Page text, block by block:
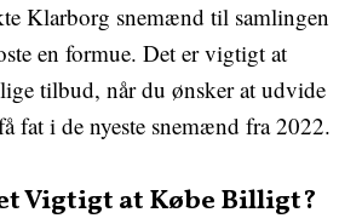
Klarborg snemænd til samlingen
en formue. Det er vigtigt at
tilbud, når du ønsker at udvide
fat i de nyeste snemænd fra 2022.
Vigtigt at Købe Billigt?